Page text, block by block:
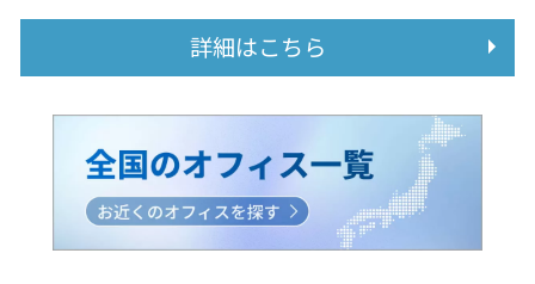
詳細はこちら